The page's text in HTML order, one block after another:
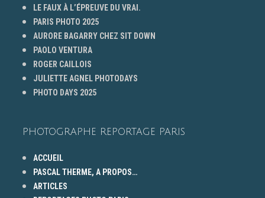
LE FAUX À L’ÉPREUVE DU VRAI.
PARIS PHOTO 2025
AURORE BAGARRY CHEZ SIT DOWN
PAOLO VENTURA
ROGER CAILLOIS
JULIETTE AGNEL PHOTODAYS
PHOTO DAYS 2025
PHOTOGRAPHE REPORTAGE PARIS
ACCUEIL
PASCAL THERME, A PROPOS…
ARTICLES